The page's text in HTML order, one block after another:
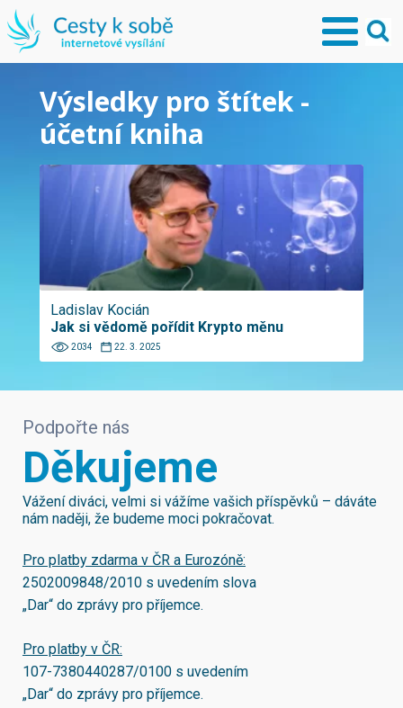
Výsledky pro štítek -
účetní kniha
Ladislav Kocián
Jak si vědomě pořídit Krypto měnu
2034 22. 3. 2025
Podpořte nás
Děkujeme
Vážení diváci, velmi si vážíme vašich příspěvků – dáváte
nám naději, že budeme moci pokračovat.
Pro platby zdarma v ČR a Eurozóně:
2502009848/2010 s uvedením slova
„Dar“ do zprávy pro příjemce.
Pro platby v ČR:
107-7380440287/0100 s uvedením
„Dar“ do zprávy pro příjemce.